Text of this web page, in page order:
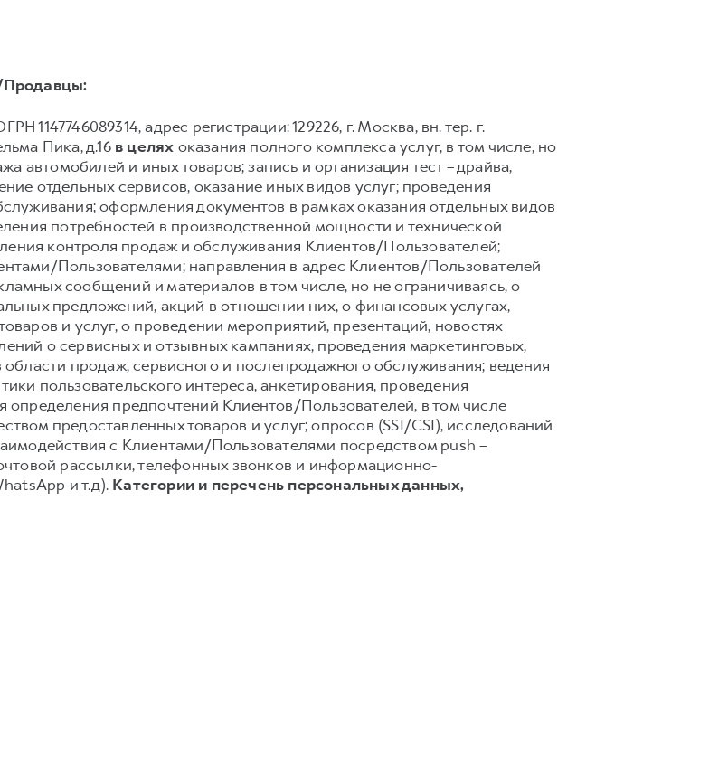
1147746089314, адрес регистрации: 129226, г. Москва, вн. тер. г.
Пика, д.16 в целях оказания полного комплекса услуг, в том числе, но
автомобилей и иных товаров; запись и организация тест – драйва,
отдельных сервисов, оказание иных видов услуг; проведения
оформления документов в рамках оказания отдельных видов
потребностей в производственной мощности и технической
контроля продаж и обслуживания Клиентов/Пользователей;
Пользователями; направления в адрес Клиентов/Пользователей
сообщений и материалов в том числе, но не ограничиваясь, о
предложений, акций в отношении них, о финансовых услугах,
и услуг, о проведении мероприятий, презентаций, новостях
о сервисных и отзывных кампаниях, проведения маркетинговых,
области продаж, сервисного и послепродажного обслуживания; ведения
пользовательского интереса, анкетирования, проведения
определения предпочтений Клиентов/Пользователей, в том числе
предоставленных товаров и услуг; опросов (SSI/CSI), исследований
с Клиентами/Пользователями посредством push –
рассылки, телефонных звонков и информационно-
и т.д). Категории и перечень персональных данных,